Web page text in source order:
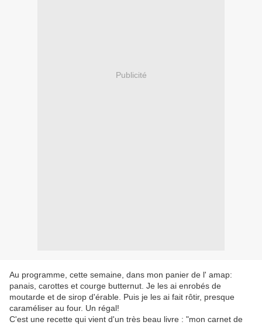
Publicité
Au programme, cette semaine, dans mon panier de l' amap:
panais, carottes et courge butternut. Je les ai enrobés de
moutarde et de sirop d'érable. Puis je les ai fait rôtir, presque
caraméliser au four. Un régal!
C'est une recette qui vient d'un très beau livre : "mon carnet de